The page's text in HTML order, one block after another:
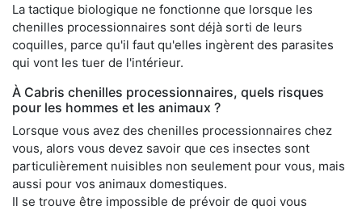
La tactique biologique ne fonctionne que lorsque les
chenilles processionnaires sont déjà sorti de leurs
coquilles, parce qu'il faut qu'elles ingèrent des parasites
qui vont les tuer de l'intérieur.
À Cabris chenilles processionnaires, quels risques
pour les hommes et les animaux ?
Lorsque vous avez des chenilles processionnaires chez
vous, alors vous devez savoir que ces insectes sont
particulièrement nuisibles non seulement pour vous, mais
aussi pour vos animaux domestiques.
Il se trouve être impossible de prévoir de quoi vous